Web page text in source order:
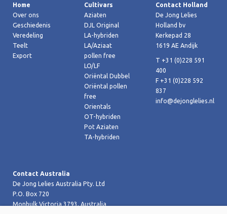
Home
Over ons
Geschiedenis
Veredeling
Teelt
Export
Cultivars
Aziaten
DJL Original
LA-hybriden
LA/Aziaat
pollen free
LO/LF
Oriëntal Dubbel
Oriëntal pollen
free
Orientals
OT-hybriden
Pot Aziaten
TA-hybriden
Contact Holland
De Jong Lelies
Holland bv
Kerkepad 28
1619 AE Andijk
T +31 (0)228 591
400
F +31 (0)228 592
837
info@dejonglelies.nl
Contact Australia
De Jong Lelies Australia Pty. Ltd
P.O. Box 720
Monbulk Victoria 3793, Australia